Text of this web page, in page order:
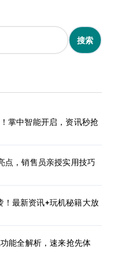
掌中智能开启，资讯秒抢
点，销售员亲授实用技巧
！最新资讯+玩机秘籍大放
能全解析，速来抢先体